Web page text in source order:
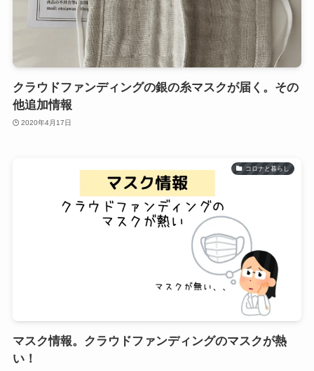
クラウドファンディングの銀の糸マスクが届く。その
他追加情報
2020年4月17日
コロナと暮らし
マスク情報。クラウドファンディングのマスクが熱
い！